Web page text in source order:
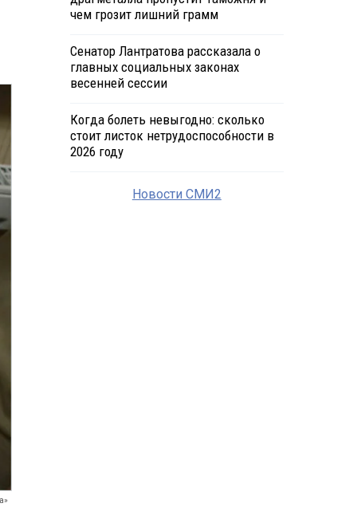
чем грозит лишний грамм
Сенатор Лантратова рассказала о
главных социальных законах
весенней сессии
Когда болеть невыгодно: сколько
стоит листок нетрудоспособности в
2026 году
Новости СМИ2